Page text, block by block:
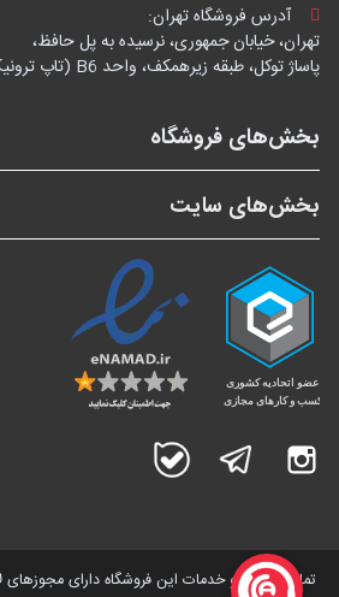
آدرس فروشگاه تهران:
تهران، خیابان جمهوری، نرسیده به پل حافظ،
پاساژ توکل، طبقه زیرهمکف، واحد B6 (تاپ ترونیک)
بخش‌های فروشگاه
بخش‌های سایت
اینستاگرام تلگرام
تمامی کالاها و خدمات این فروشگاه دارای مجوز‌های